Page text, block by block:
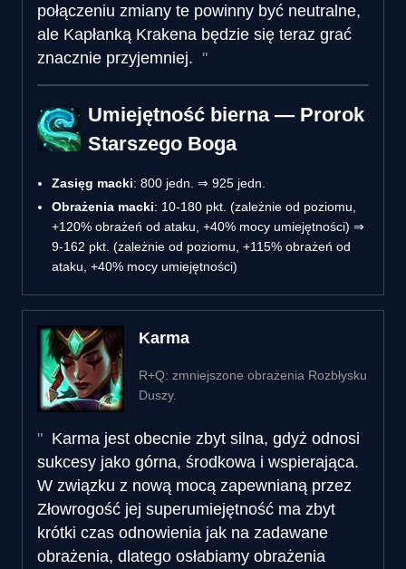
połączeniu zmiany te powinny być neutralne,
ale Kapłanką Krakena będzie się teraz grać
znacznie przyjemniej.
Umiejętność bierna — Prorok
Starszego Boga
Zasięg macki: 800 jedn. ⇒ 925 jedn.
Obrażenia macki: 10-180 pkt. (zależnie od poziomu,
+120% obrażeń od ataku, +40% mocy umiejętności) ⇒
9-162 pkt. (zależnie od poziomu, +115% obrażeń od
ataku, +40% mocy umiejętności)
Karma
R+Q: zmniejszone obrażenia Rozbłysku
Duszy.
Karma jest obecnie zbyt silna, gdyż odnosi
sukcesy jako górna, środkowa i wspierająca.
W związku z nową mocą zapewnianą przez
Złowrogość jej superumiejętność ma zbyt
krótki czas odnowienia jak na zadawane
obrażenia, dlatego osłabiamy obrażenia